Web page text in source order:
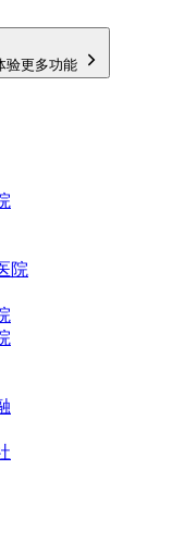
验更多功能
院